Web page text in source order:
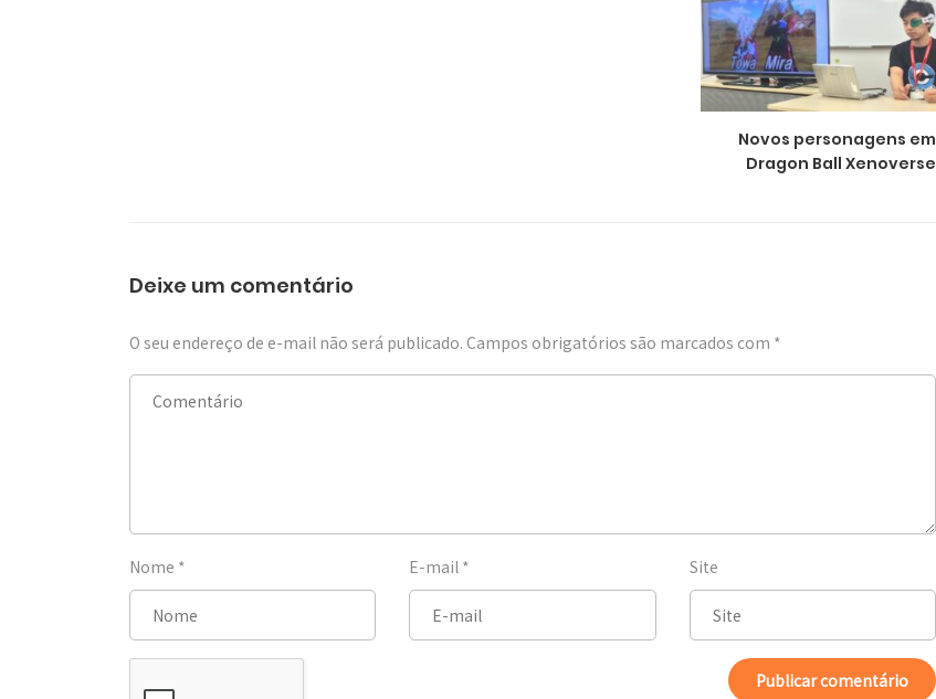
Novos personagens em
Dragon Ball Xenoverse
Deixe um comentário
O seu endereço de e-mail não será publicado. Campos obrigatórios são marcados com *
Nome * E-mail * Site